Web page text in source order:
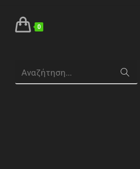
0
Αναζήτηση...